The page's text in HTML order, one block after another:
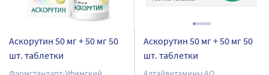
Аскорутин 50 мг + 50 мг 50
шт. таблетки
Аскорутин 50 мг + 50 мг 50
шт. таблетки